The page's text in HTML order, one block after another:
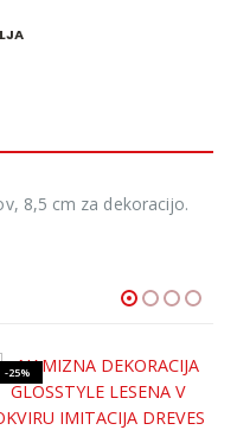
8,5 cm za dekoracijo.
-25%